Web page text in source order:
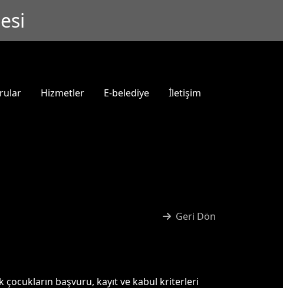
Hizmetler E-belediye İletişim
Geri Dön
çocukların başvuru, kayıt ve kabul kriterleri